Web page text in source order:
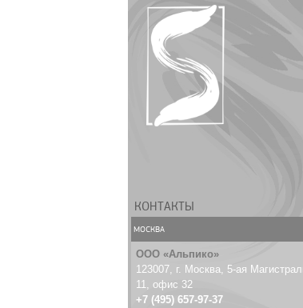
КОНТАКТЫ
МОСКВА
ООО «Альпико»
123007, г. Москва, 5-ая
11, офис 32
+7 (495) 657-97-37